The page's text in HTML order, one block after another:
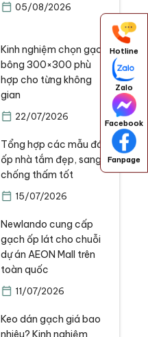
05/08/2026
Kinh nghiệm chọn gạch
bông 300×300 phù
hợp cho từng không
gian
22/07/2026
Tổng hợp các mẫu đá
ốp nhà tắm đẹp, sang,
chống thấm tốt
15/07/2026
Newlando cung cấp
gạch ốp lát cho chuỗi
dự án AEON Mall trên
toàn quốc
11/07/2026
Keo dán gạch giá bao
nhiêu? Kinh nghiệm
Hotline
Zalo
Facebook
Fanpage